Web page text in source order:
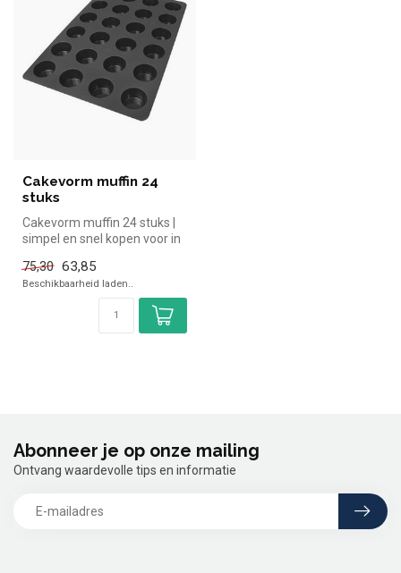
Cakevorm muffin 24
stuks
Cakevorm muffin 24 stuks |
simpel en snel kopen voor in
75,30 63,85
Beschikbaarheid laden..
Abonneer je op onze mailing
Ontvang waardevolle tips en informatie